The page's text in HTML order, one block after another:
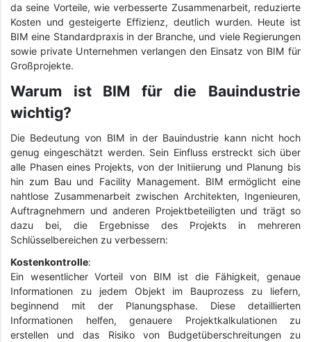
da seine Vorteile, wie verbesserte Zusammenarbeit, reduzierte
Kosten und gesteigerte Effizienz, deutlich wurden. Heute ist
BIM eine Standardpraxis in der Branche, und viele Regierungen
sowie private Unternehmen verlangen den Einsatz von BIM für
Großprojekte.
Warum ist BIM für die Bauindustrie
wichtig?
Die Bedeutung von BIM in der Bauindustrie kann nicht hoch
genug eingeschätzt werden. Sein Einfluss erstreckt sich über
alle Phasen eines Projekts, von der Initiierung und Planung bis
hin zum Bau und Facility Management. BIM ermöglicht eine
nahtlose Zusammenarbeit zwischen Architekten, Ingenieuren,
Auftragnehmern und anderen Projektbeteiligten und trägt so
dazu bei, die Ergebnisse des Projekts in mehreren
Schlüsselbereichen zu verbessern:
Kostenkontrolle:
Ein wesentlicher Vorteil von BIM ist die Fähigkeit, genaue
Informationen zu jedem Objekt im Bauprozess zu liefern,
beginnend mit der Planungsphase. Diese detaillierten
Informationen helfen, genauere Projektkalkulationen zu
erstellen und das Risiko von Budgetüberschreitungen zu